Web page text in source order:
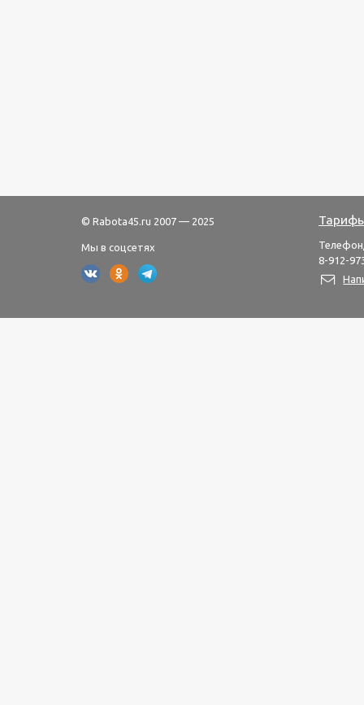
© Rabota45.ru 2007 — 2025
Мы в соцсетях
8-912-